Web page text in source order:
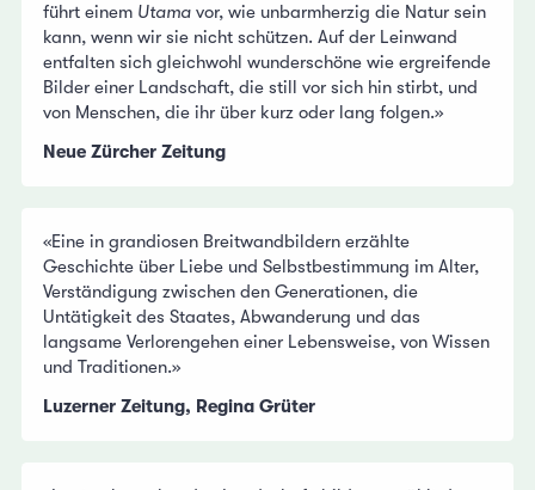
führt einem Utama vor, wie unbarmherzig die Natur sein
kann, wenn wir sie nicht schützen. Auf der Leinwand
entfalten sich gleichwohl wunderschöne wie ergreifende
Bilder einer Landschaft, die still vor sich hin stirbt, und
von Menschen, die ihr über kurz oder lang folgen.»
Neue Zürcher Zeitung
«Eine in grandiosen Breitwandbildern erzählte
Geschichte über Liebe und Selbstbestimmung im Alter,
Verständigung zwischen den Generationen, die
Untätigkeit des Staates, Abwanderung und das
langsame Verlorengehen einer Lebensweise, von Wissen
und Traditionen.»
Luzerner Zeitung, Regina Grüter